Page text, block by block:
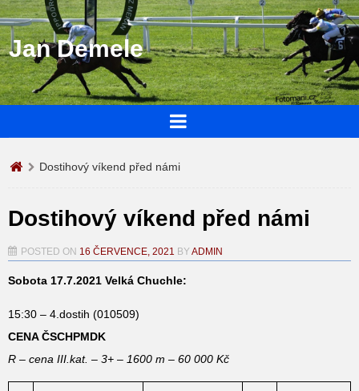
Jan Demele
Dostihový víkend před námi
Dostihový víkend před námi
POSTED ON 16 ČERVENCE, 2021 BYADMIN
Sobota 17.7.2021 Velká Chuchle:
15:30 – 4.dostih (010509)
CENA ČSCHPMDK
R – cena III.kat. – 3+ – 1600 m – 60 000 Kč